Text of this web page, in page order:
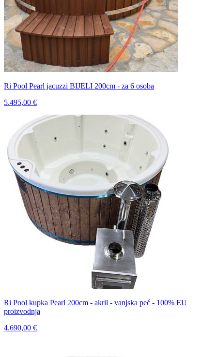
Ri Pool Pearl jacuzzi BIJELI 200cm - za 6 osoba
5.495,00 €
Ri Pool kupka Pearl 200cm - akril - vanjska peć - 100% EU
proizvodnja
4.690,00 €